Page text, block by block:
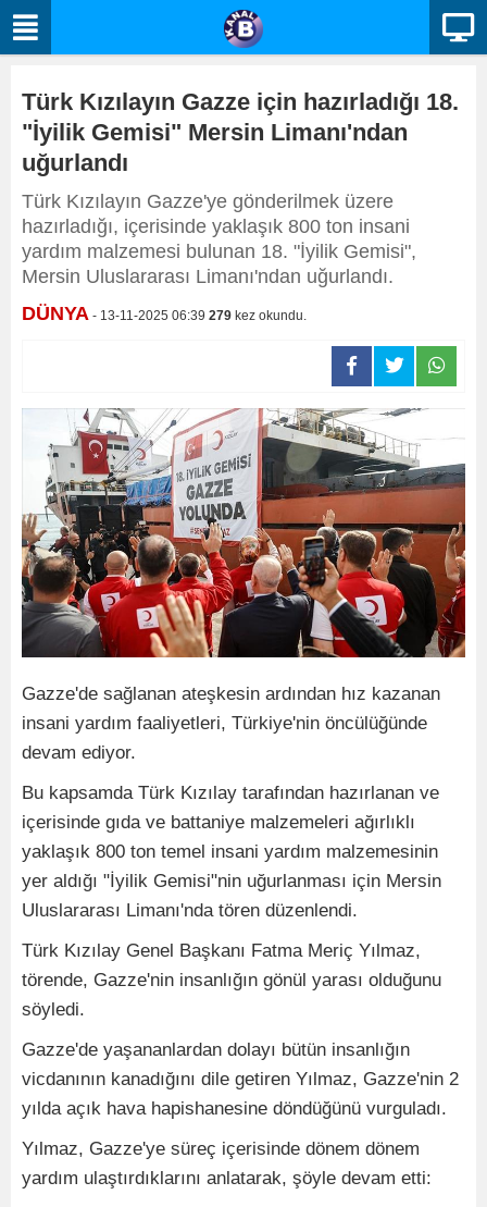
Türk Kızılayın Gazze için hazırladığı 18.
"İyilik Gemisi" Mersin Limanı'ndan
uğurlandı
Türk Kızılayın Gazze'ye gönderilmek üzere
hazırladığı, içerisinde yaklaşık 800 ton insani
yardım malzemesi bulunan 18. "İyilik Gemisi",
Mersin Uluslararası Limanı'ndan uğurlandı.
DÜNYA - 13-11-2025 06:39 279 kez okundu.
Gazze'de sağlanan ateşkesin ardından hız kazanan
insani yardım faaliyetleri, Türkiye'nin öncülüğünde
devam ediyor.
Bu kapsamda Türk Kızılay tarafından hazırlanan ve
içerisinde gıda ve battaniye malzemeleri ağırlıklı
yaklaşık 800 ton temel insani yardım malzemesinin
yer aldığı "İyilik Gemisi"nin uğurlanması için Mersin
Uluslararası Limanı'nda tören düzenlendi.
Türk Kızılay Genel Başkanı Fatma Meriç Yılmaz,
törende, Gazze'nin insanlığın gönül yarası olduğunu
söyledi.
Gazze'de yaşananlardan dolayı bütün insanlığın
vicdanının kanadığını dile getiren Yılmaz, Gazze'nin 2
yılda açık hava hapishanesine döndüğünü vurguladı.
Yılmaz, Gazze'ye süreç içerisinde dönem dönem
yardım ulaştırdıklarını anlatarak, şöyle devam etti: